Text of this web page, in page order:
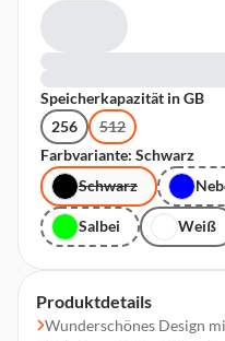
Produktdetails
Wunderschönes Design
Speicherkapazität in GB
256
512
Farbvariante: Schwarz
Schwarz
Salbei Weiß